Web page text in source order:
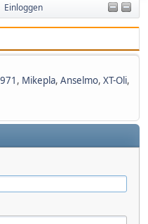
Einloggen
, Mikepla, Anselmo, XT-Oli,